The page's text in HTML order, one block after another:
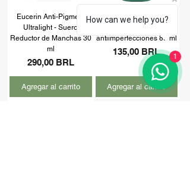
Eucerin Anti-Pigment
Ultralight - Suero
Reductor de Manchas 30
ml
Precio
290,00 BRL
Agregar al carrito
Cetaphil Oil Control
Hidratante matificante
antiimperfecciones 89 ml
Precio
135,00 BRL
Agregar al carrito
How can we help you?
1